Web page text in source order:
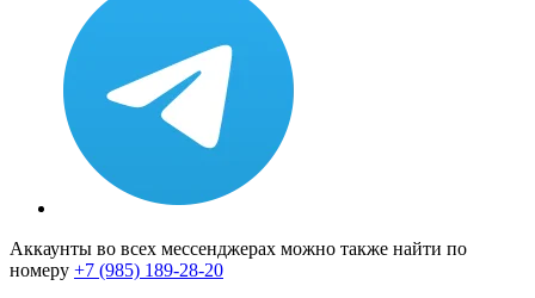
Аккаунты во всех мессенджерах можно также найти по
номеру +7 (985) 189-28-20